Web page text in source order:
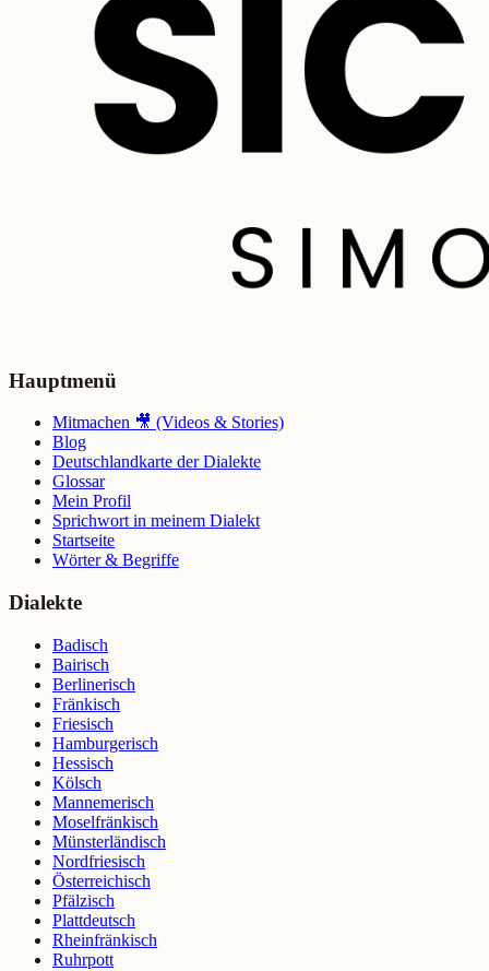
Hauptmenü
Mitmachen 🎥 (Videos & Stories)
Blog
Deutschlandkarte der Dialekte
Glossar
Mein Profil
Sprichwort in meinem Dialekt
Startseite
Wörter & Begriffe
Dialekte
Badisch
Bairisch
Berlinerisch
Fränkisch
Friesisch
Hamburgerisch
Hessisch
Kölsch
Mannemerisch
Moselfränkisch
Münsterländisch
Nordfriesisch
Österreichisch
Pfälzisch
Plattdeutsch
Rheinfränkisch
Ruhrpott